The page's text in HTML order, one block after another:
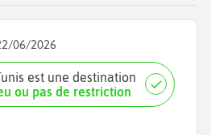
06/2026
est une destination
ou pas de restriction